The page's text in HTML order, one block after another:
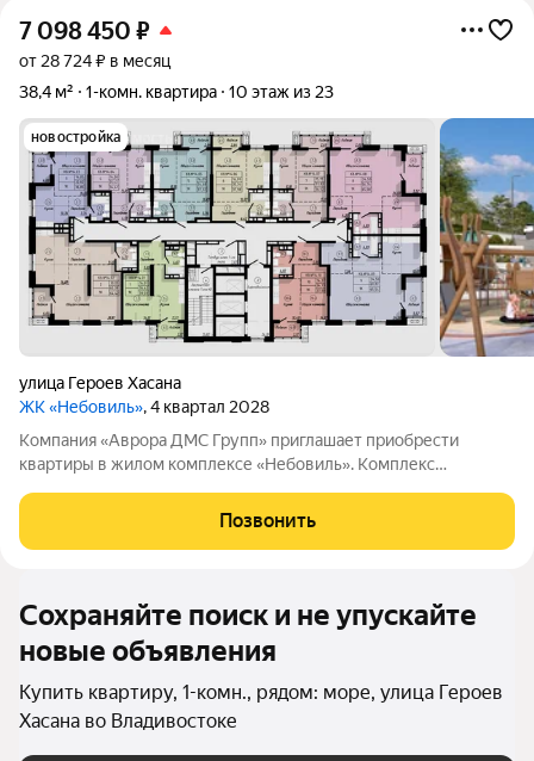
7 098 450 ₽
от 28 724 ₽ в месяц
38,4 м²
1-комн. квартира 10 этаж из 23
новостройка
улица Героев Хасана
ЖК «Небовиль», 4 квартал 2028
Компания «Аврора ДМС Групп» приглашает приобрести
квартиры в жилом комплексе «Небовиль». Комплекс
инфраструктурой и закрытым паркингом на 99мест.
Позвонить
Сохраняйте поиск и не упускайте
новые объявления
Купить квартиру, 1-комн., рядом: море, улица Героев
Хасана во Владивостоке